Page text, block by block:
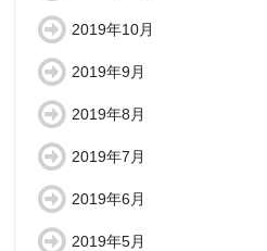
2019年10月
2019年9月
2019年8月
2019年7月
2019年6月
2019年5月